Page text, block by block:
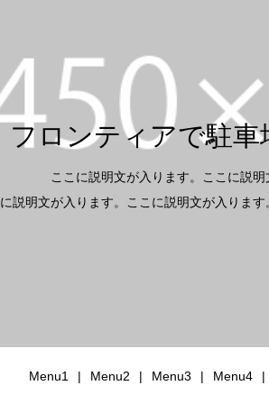
フロンティアで駐車
ここに説明文が入ります。ここに説明
説明文が入ります。ここに説明文が入りま
Menu1 Menu2 Menu3 Menu4